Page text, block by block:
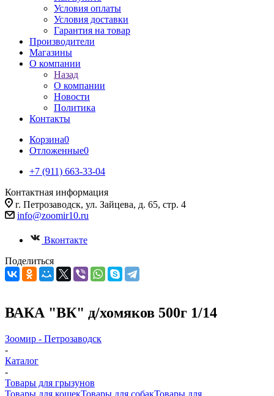
Условия оплаты
Условия доставки
Гарантия на товар
Производители
Магазины
О компании
Назад
О компании
Новости
Политика
Контакты
Корзина0
Отложенные0
+7 (911) 663-33-04
Контактная информация
г. Петрозаводск, ул. Зайцева, д. 65, стр. 4
info@zoomir10.ru
Вконтакте
Поделиться
ВАКА "ВК" д/хомяков 500г 1/14
Зоомир - Петрозаводск
-
Каталог
-
Товары для грызунов
Товары для кошекТовары для собакТовары для